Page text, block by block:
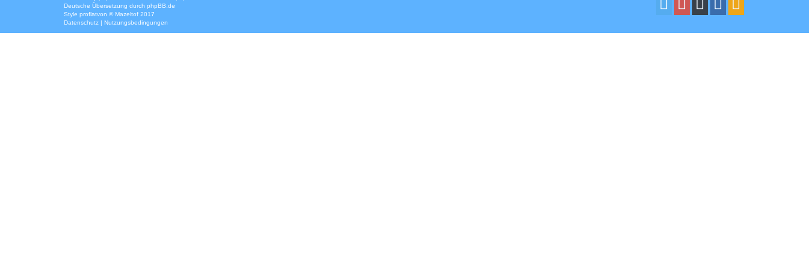
Deutsche Übersetzung durch phpBB.de
Style proflatvon ©Mazeltof 2017
Datenschutz | Nutzungsbedingungen